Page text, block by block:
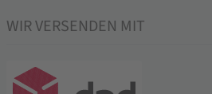
WIR VERSENDEN MIT